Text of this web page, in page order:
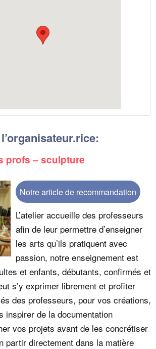
profs – sculpture
Notre article de recommandation
L’atelier accueille des professeurs
afin de leur permettre d’enseigner
les arts qu’ils pratiquent avec
passion, notre enseignement est
et enfants, débutants, confirmés et
s’y exprimer librement et profiter
des professeurs, pour vos créations,
inspirer de la documentation
vos projets avant de les concrétiser
partir directement dans la matière